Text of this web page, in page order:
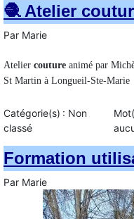
🧶 Atelier
Par Marie
Atelier couture animé par
St Martin à Longueil-Ste-Marie
Catégorie(s) : Non
classé
Formation
Par Marie